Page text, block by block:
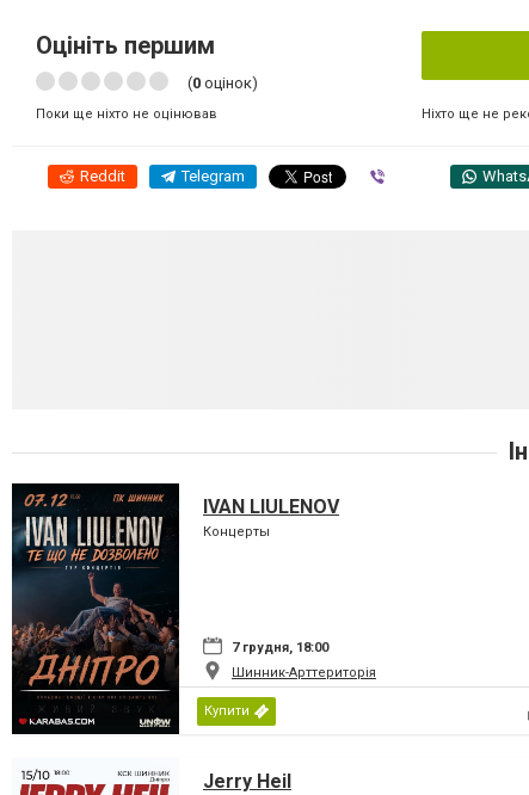
Оцініть першим
(0 оцінок)
Поки ще ніхто не оцінював Ніхто ще не
Reddit Telegram
IVAN LIULENOV
Концерты
7 грудня, 18:00
Шинник-Арттериторія
Купити
Jerry Heil